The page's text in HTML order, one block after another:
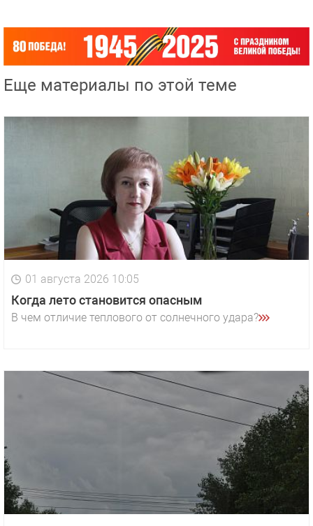
Еще материалы по этой теме
01 августа 2026 10:05
Когда лето становится опасным
В чем отличие теплового от солнечного удара?